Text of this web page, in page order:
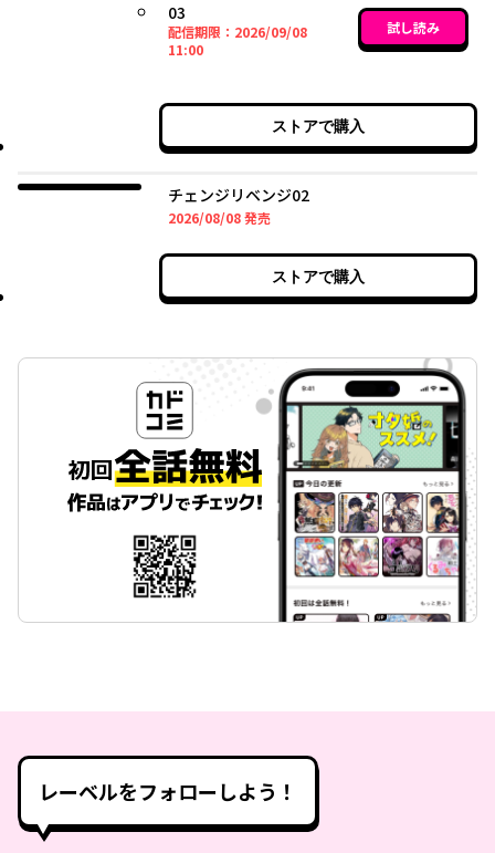
03
配信期限： 2026/09/08
11:002026年09月08日 11時00分
試し読み
ストアで購入
チェンジリベンジ02
2026/08/082026年08月08日
発売
ストアで購入
レーベルをフォローしよう！